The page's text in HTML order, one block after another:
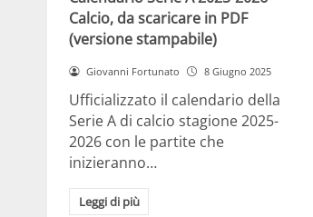
Calcio, da scaricare in PDF
(versione stampabile)
Giovanni Fortunato 8 Giugno 2025
Ufficializzato il calendario della
Serie A di calcio stagione 2025-
2026 con le partite che
inizieranno…
Leggi di più